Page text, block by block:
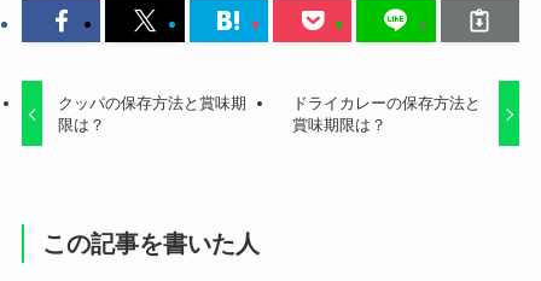
クッパの保存方法と賞味期
限は？
ドライカレーの保存方法と
賞味期限は？
この記事を書いた人